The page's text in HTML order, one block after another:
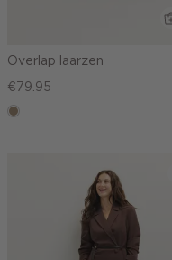
Overlap laarzen
€79.95
donkerzand